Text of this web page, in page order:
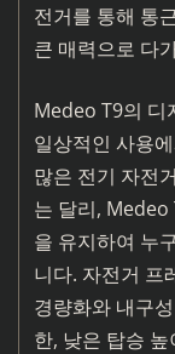
전거를 통해 통
큰 매력으로 다
Medeo T9의 디
일상적인 사용
많은 전기 자전
는 달리, Medeo
을 유지하여 누
니다. 자전거 프
경량화와 내구
한, 낮은 탑승